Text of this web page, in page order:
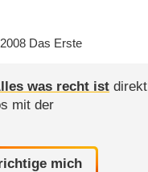
Das Erste
was recht ist direkt
mit der
mich